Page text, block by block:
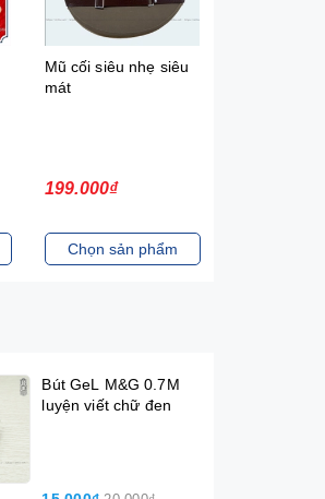
Mũ cối siêu nhẹ siêu
mát
199.000₫
Chọn sản phẩm
Bút GeL M&G 0.7M
luyện viết chữ đen